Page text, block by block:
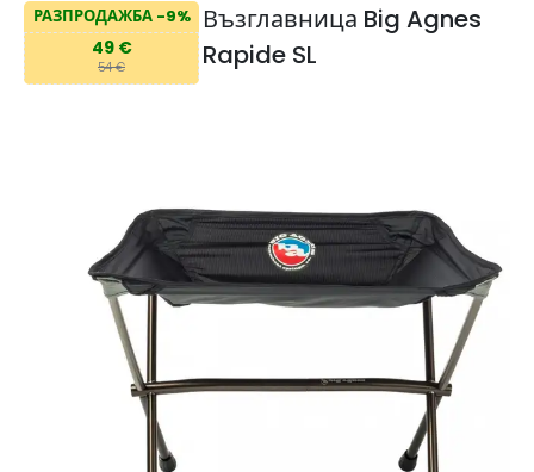
РАЗПРОДАЖБА -9%
49 €
54 €
Възглавница Big Agnes
Rapide SL